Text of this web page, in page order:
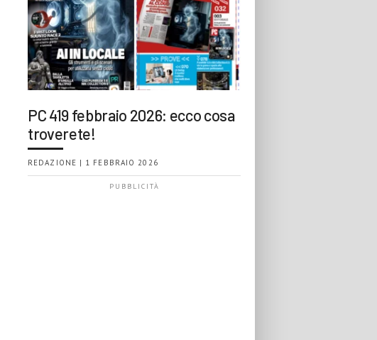
PC 419 febbraio 2026: ecco cosa
troverete!
REDAZIONE | 1 FEBBRAIO 2026